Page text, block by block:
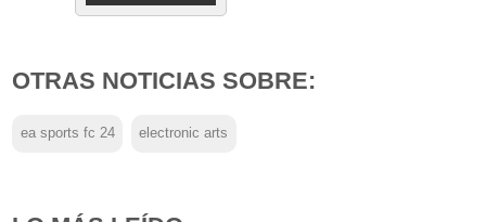
OTRAS NOTICIAS SOBRE:
ea sports fc 24 electronic arts